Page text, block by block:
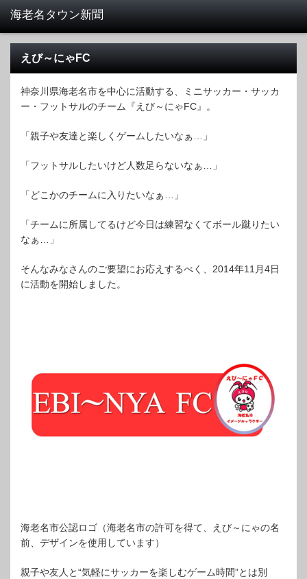
えび～にゃFC
神奈川県海老名市を中心に活動する、ミニサッカー・サッカ
ー・フットサルのチーム『えび～にゃFC』。
「親子や友達と楽しくゲームしたいなぁ…」
「フットサルしたいけど人数足らないなぁ…」
「どこかのチームに入りたいなぁ…」
「チームに所属してるけど今日は練習なくてボール蹴りたい
なぁ…」
そんなみなさんのご要望にお応えするべく、2014年11月4日
に活動を開始しました。
海老名市公認ロゴ（海老名市の許可を得て、えび～にゃの名
前、デザインを使用しています）
親子や友人と“気軽にサッカーを楽しむゲーム時間”とは別